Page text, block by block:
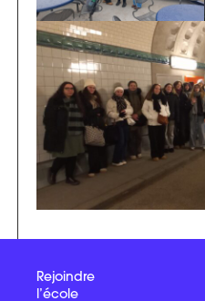
Rejoindre
l’école